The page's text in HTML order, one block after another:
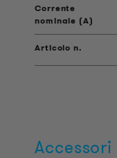
Accessori